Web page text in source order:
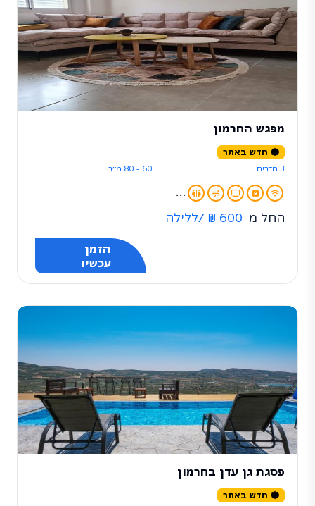
מפגש החרמון
חדש באתר
3 חדרים 60 - 80 מ״ר
...
החל מ 600 ₪ /ללילה
הזמן
עכשיו
פסגת גן עדן בחרמון
חדש באתר